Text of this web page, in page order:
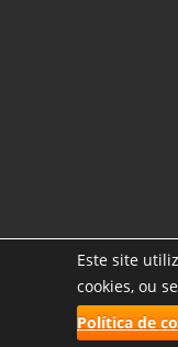
Este site
cookies, ou
Política de